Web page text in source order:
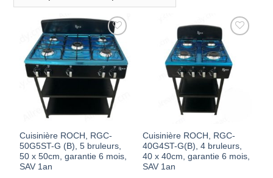
AJOUTER
À MES
FAVORIS
Cuisinière ROCH, RGC-
50G5ST-G (B), 5 bruleurs,
50 x 50cm, garantie 6 mois,
SAV 1an
AJOUTER
À MES
FAVORIS
Cuisinière ROCH, RGC-
40G4ST-G(B), 4 bruleurs,
40 x 40cm, garantie 6 mois,
SAV 1an